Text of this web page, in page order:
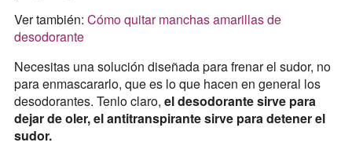
Ver también: Cómo quitar manchas amarillas de
desodorante
Necesitas una solución diseñada para frenar el sudor, no
para enmascararlo, que es lo que hacen en general los
desodorantes. Tenlo claro, el desodorante sirve para
dejar de oler, el antitranspirante sirve para detener el
sudor.